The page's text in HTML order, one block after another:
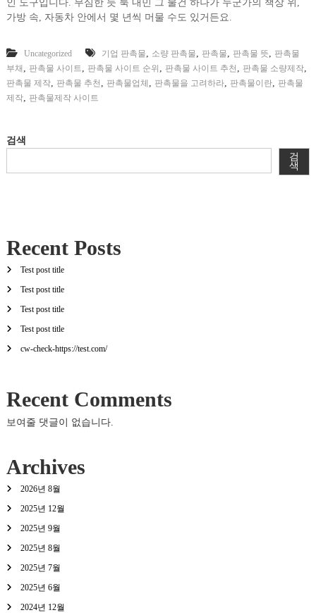
인 도구입니다. 무심한 듯 툭 내민 그 물건 하나가 누군가의 책상 위,
가방 속, 자동차 안에서 몇 년씩 머물 수도 있거든요.
Uncategorized 기업 판촉물, 소량 판촉물, 판촉물, 판촉물 뜻, 판촉물
부채 , 판촉물 사이트, 판촉물 사이트 순위 , 판촉물 사이트 추천 , 판촉물 소량제작,
판촉물 제작, 판촉물 추천 , 판촉물업체 , 판촉물을 고려하라, 판촉물이란, 판촉물
제작, 판촉물제작 사이트
검색
검
색
Recent Posts
Test post title
Test post title
Test post title
Test post title
cw-check-https://test.com/
Recent Comments
보여줄 댓글이 없습니다.
Archives
2026년 8월
2025년 12월
2025년 9월
2025년 8월
2025년 7월
2025년 6월
2024년 12월